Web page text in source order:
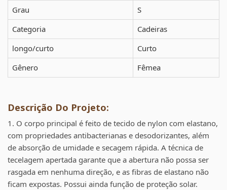
Grau
S
Categoria
Cadeiras
longo/curto
Curto
Gênero
Fêmea
Descrição Do Projeto:
1. O corpo principal é feito de tecido de nylon com elastano,
com propriedades antibacterianas e desodorizantes, além
de absorção de umidade e secagem rápida. A técnica de
tecelagem apertada garante que a abertura não possa ser
rasgada em nenhuma direção, e as fibras de elastano não
ficam expostas. Possui ainda função de proteção solar.